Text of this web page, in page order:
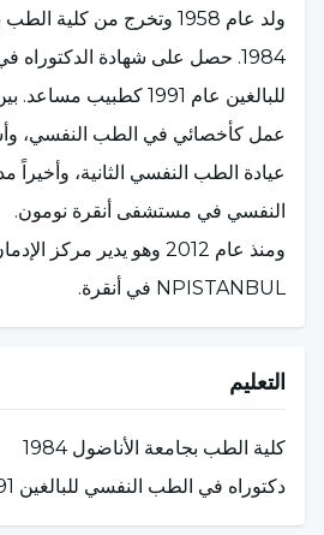
ولد عام 1958 وتخرج من
1984. حصل على شهادة
عمل كأخصائي في الطب النفسي،
عيادة الطب النفسي الثانية، وأخيراً
النفسي في مستشفى أنقرة نومون.
ومنذ عام 2012 وهو يدير
NPISTANBUL في أنقرة.
التعليم
كلية الطب بجامعة الأناضول 1984
دكتوراه في الطب النفسي للبالغين 1991